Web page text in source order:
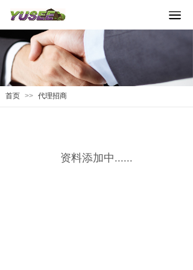
首页 >> 代理招商
资料添加中......